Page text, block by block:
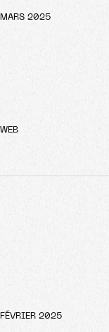
WEB
MARS 2025
FÉVRIER 2025